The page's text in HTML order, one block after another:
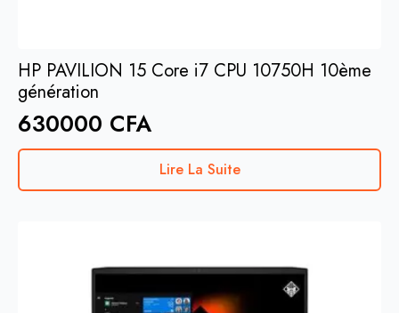
HP PAVILION 15 Core i7 CPU 10750H 10ème
génération
630000 CFA
Lire La Suite